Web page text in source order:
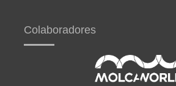
Colaboradores